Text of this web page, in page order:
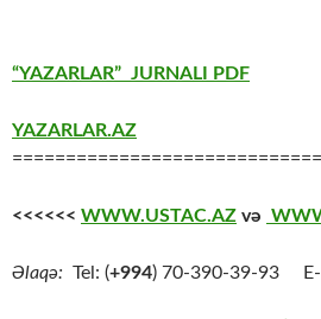
“YAZARLAR” JURNALI PDF
YAZARLAR.AZ
<<<<<< WWW.USTAC.AZ və
Əlaqə: Tel: (+994) 70-390-39-93 E-